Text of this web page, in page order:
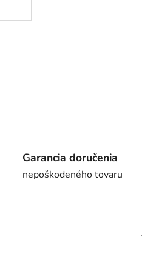
Garancia doručenia
nepoškodeného tovaru